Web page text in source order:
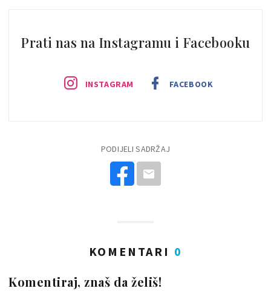
Prati nas na Instagramu i Facebooku
INSTAGRAM FACEBOOK
PODIJELI SADRŽAJ
KOMENTARI 0
Komentiraj, znaš da želiš!